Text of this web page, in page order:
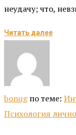
неудачу; что,
Читать далее
bonug по теме:
Психология